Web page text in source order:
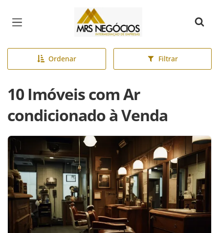
Página inicial
Ordenar Filtrar
10 Imóveis com Ar
condicionado à Venda